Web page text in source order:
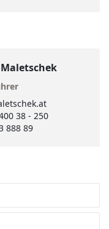
38 - 250
888 89